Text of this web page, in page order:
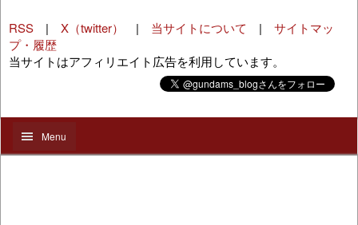
RSS | X（twitter） | 当サイトについて | サイトマッ
プ・履歴
当サイトはアフィリエイト広告を利用しています。
Menu